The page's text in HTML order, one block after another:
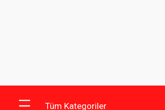
Tüm Kategoriler